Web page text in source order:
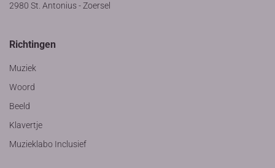
2980 St. Antonius - Zoersel
Richtingen
Muziek
Woord
Beeld
Klavertje
Muzieklabo Inclusief